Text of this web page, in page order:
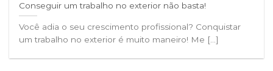
Conseguir um trabalho no exterior não basta!
Você adia o seu crescimento profissional? Conquistar
um trabalho no exterior é muito maneiro! Me [...]